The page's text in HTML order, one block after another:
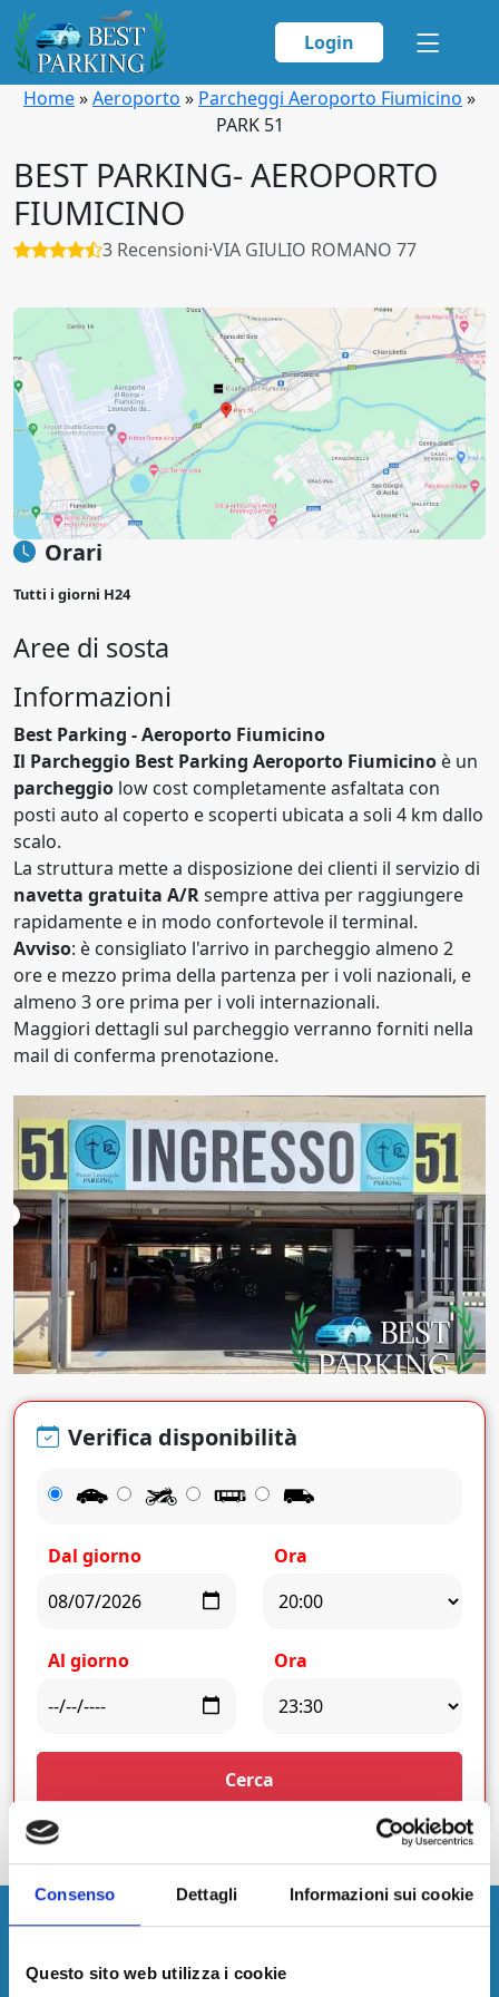
Consenso Dettagli Informazioni sui cookie
Questo sito web utilizza i cookie
Login
Home»Aeroporto » Parcheggi Aeroporto Fiumicino »
PARK 51
BEST PARKING- AEROPORTO
FIUMICINO
3 Recensioni·VIA GIULIO ROMANO 77
Orari
Tutti i giorni H24
Aree di sosta
Informazioni
Best Parking - Aeroporto Fiumicino
Il Parcheggio Best Parking Aeroporto Fiumicino è un
parcheggio low cost completamente asfaltata con
posti auto al coperto e scoperti ubicata a soli 4 km dallo
scalo.
La struttura mette a disposizione dei clienti il servizio di
navetta gratuita A/Rsempre attiva per raggiungere
rapidamente e in modo confortevole il terminal.
Avviso: è consigliato l'arrivo in parcheggio almeno 2
ore e mezzo prima della partenza per i voli nazionali, e
almeno 3 ore prima per i voli internazionali.
Maggiori dettagli sul parcheggio verranno forniti nella
mail di conferma prenotazione.
Verifica disponibilità
Dal giorno Ora
Al giorno Ora
Cerca
Aeroporto